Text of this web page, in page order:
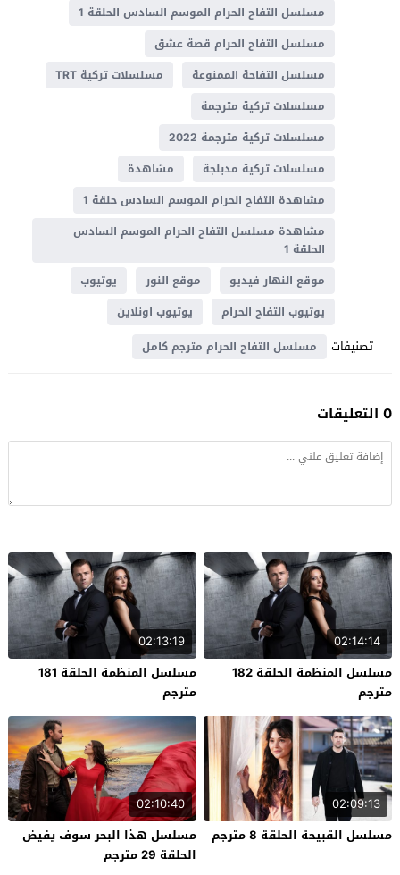
مسلسل التفاح الحرام الموسم السادس الحلقة 1
مسلسل التفاح الحرام قصة عشق
مسلسل التفاحة الممنوعة
مسلسلات تركية TRT
مسلسلات تركية مترجمة
مسلسلات تركية مترجمة 2022
مسلسلات تركية مدبلجة
مشاهدة
مشاهدة التفاح الحرام الموسم السادس حلقة 1
مشاهدة مسلسل التفاح الحرام الموسم السادس
الحلقة 1
موقع النهار فيديو
موقع النور
يوتيوب
يوتيوب التفاح الحرام
يوتيوب اونلاين
تصنيفات مسلسل التفاح الحرام مترجم كامل
0 التعليقات
02:14:14
مسلسل المنظمة الحلقة 182
مترجم
02:13:19
مسلسل المنظمة الحلقة 181
مترجم
02:09:13
مسلسل القبيحة الحلقة 8 مترجم
02:10:40
مسلسل هذا البحر سوف يفيض
الحلقة 29 مترجم